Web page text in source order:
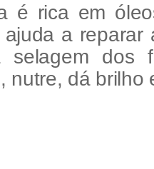
é rica em
ajuda a
selagem dos
nutre, dá brilho